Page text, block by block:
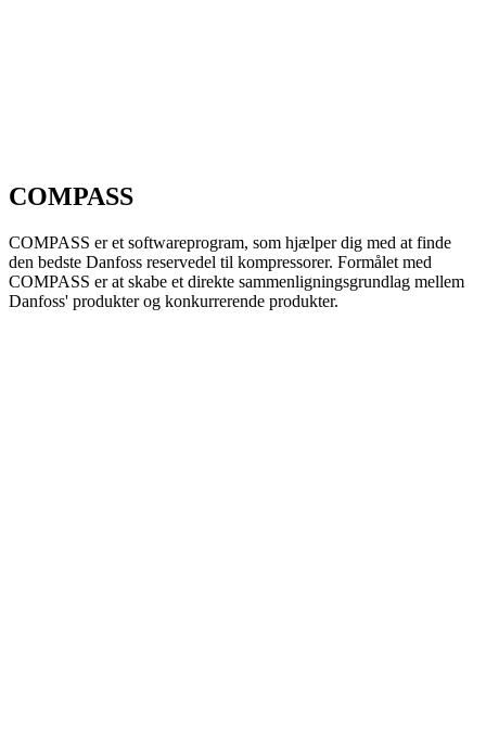
COMPASS
COMPASS er et softwareprogram, som hjælper dig med at finde
den bedste Danfoss reservedel til kompressorer. Formålet med
COMPASS er at skabe et direkte sammenligningsgrundlag mellem
Danfoss' produkter og konkurrerende produkter.